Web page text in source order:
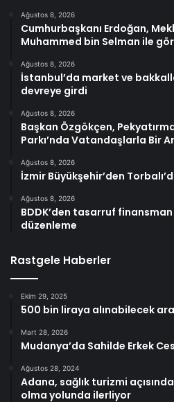
Ağustos 8, 2026
Cumhurbaşkanı Erdoğan,
Muhammed bin Selman ile
Ağustos 8, 2026
İstanbul’da market ve
devreye girdi
Ağustos 8, 2026
Başkan Özgökçen,
Parkı’nda Vatandaşlarla Bir
Ağustos 8, 2026
İzmir Büyükşehir’den
Ağustos 8, 2026
BDDK’den tasarruf
düzenleme
Rastgele Haberler
Ekim 29, 2025
500 bin liraya alınabilecek
Mart 28, 2026
Mudanya’da Sahilde Erkek
Ağustos 28, 2024
Adana, sağlık turizmi
olma yolunda ilerliyor